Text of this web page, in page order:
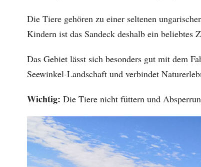
Die Tiere gehören zu einer seltenen
Kindern ist das Sandeck deshalb ein beliebtes
Das Gebiet lässt sich besonders gut mit dem
Seewinkel-Landschaft und verbindet
Wichtig: Die Tiere nicht füttern und